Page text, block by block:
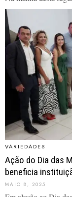
VARIEDADES
Ação do Dia das
beneficia
MAIO 8, 2025